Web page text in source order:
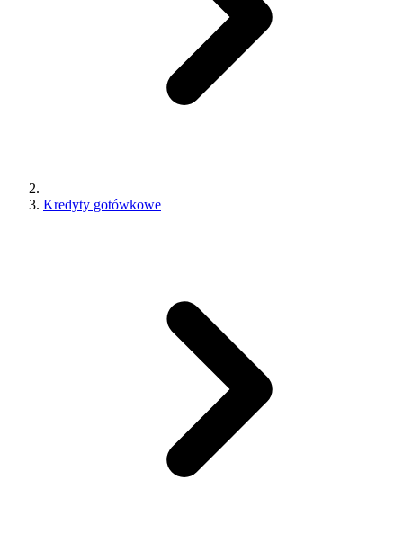
Kredyty gotówkowe